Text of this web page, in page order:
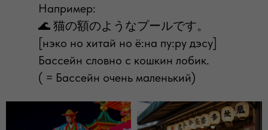
Например:
🌊 猫の額のようなプールです。
[нэко но хитай но ё:на пу:ру дэсу]
Бассейн словно с кошкин лобик.
( = Бассейн очень маленький)
ПОДЕЛИТЬСЯ СТАТЬЕЙ